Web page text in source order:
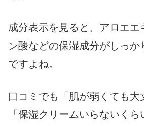
成分表示を見ると、アロエエ
ン酸などの保湿成分がしっか
ですよね。
口コミでも「肌が弱くても大
「保湿クリームいらないく